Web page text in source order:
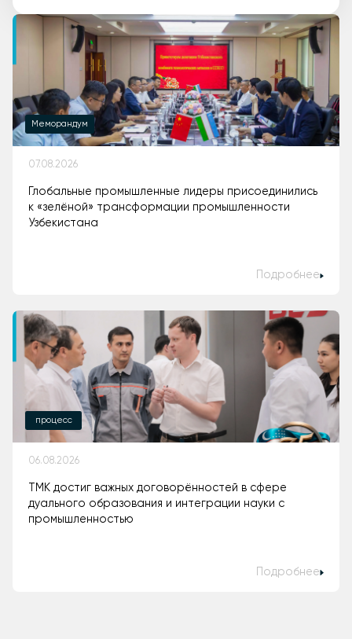
Меморандум
07.08.2026
Глобальные промышленные лидеры присоединились
к «зелёной» трансформации промышленности
Узбекистана
Подробнее
процесс
06.08.2026
ТМК достиг важных договорённостей в сфере
дуального образования и интеграции науки с
промышленностью
Подробнее